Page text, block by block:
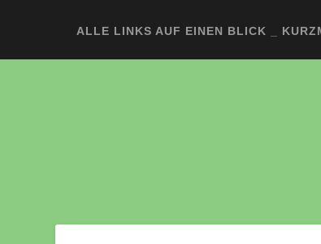
ALLE LINKS AUF EINEN BLICK _